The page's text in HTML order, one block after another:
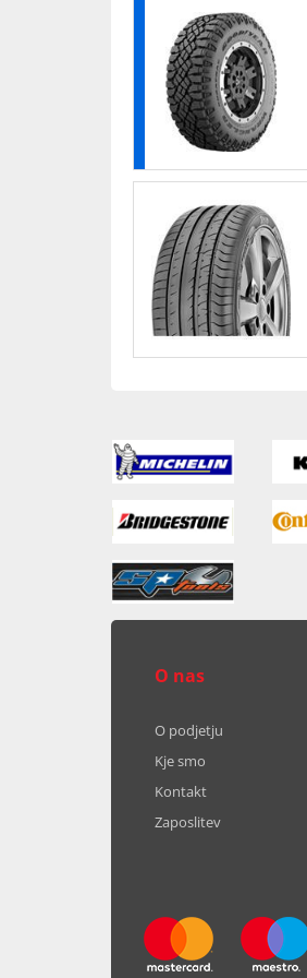
O nas
O podjetju
Kje smo
Kontakt
Zaposlitev